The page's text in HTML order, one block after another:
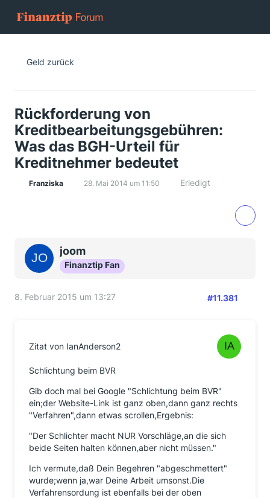
Geld zurück
Rückforderung von
Kreditbearbeitungsgebühren:
Was das BGH-Urteil für
Kreditnehmer bedeutet
Franziska 28. Mai 2014 um 11:50 Erledigt
joom
Finanztip Fan
8. Februar 2015 um 13:27 #11.381
Zitat von IanAnderson2
Schlichtung beim BVR
Gib doch mal bei Google "Schlichtung beim BVR"
ein;der Website-Link ist ganz oben,dann ganz rechts
"Verfahren",dann etwas scrollen,Ergebnis:
"Der Schlichter macht NUR Vorschläge,an die sich
beide Seiten halten können,aber nicht müssen."
Ich vermute,daß Dein Begehren "abgeschmettert"
wurde;wenn ja,war Deine Arbeit umsonst.Die
Verfahrensordung ist ebenfalls bei der oben